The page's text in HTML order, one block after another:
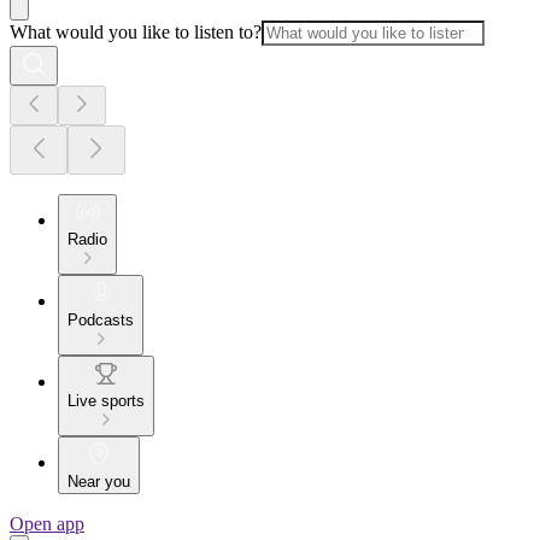
What would you like to listen to?
Radio
Podcasts
Live sports
Near you
Open app